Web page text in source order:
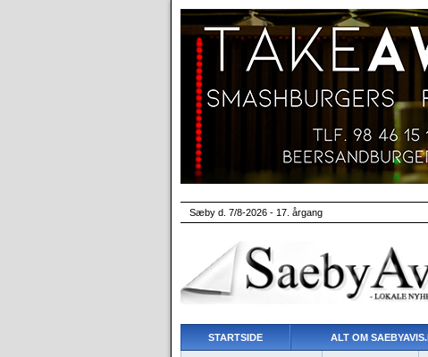
Sæby d. 7/8-2026 - 17. årgang
STARTSIDE ALT OM